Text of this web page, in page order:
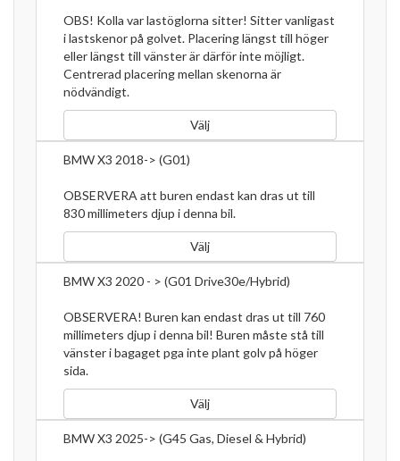
OBS! Kolla var lastöglorna sitter! Sitter vanligast
i lastskenor på golvet. Placering längst till höger
eller längst till vänster är därför inte möjligt.
Centrerad placering mellan skenorna är
nödvändigt.
Välj
BMW X3 2018-> (G01)
OBSERVERA att buren endast kan dras ut till
830 millimeters djup i denna bil.
Välj
BMW X3 2020 - > (G01 Drive30e/Hybrid)
OBSERVERA! Buren kan endast dras ut till 760
millimeters djup i denna bil! Buren måste stå till
vänster i bagaget pga inte plant golv på höger
sida.
Välj
BMW X3 2025-> (G45 Gas, Diesel & Hybrid)